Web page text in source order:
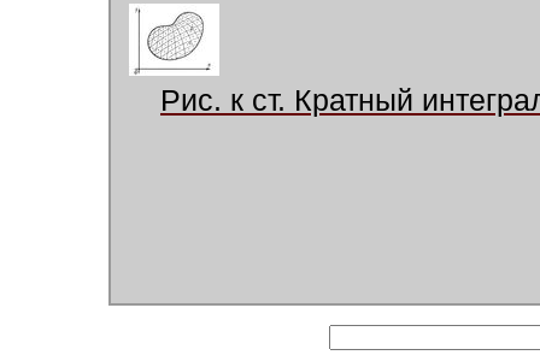
Рис. к ст. Кратный